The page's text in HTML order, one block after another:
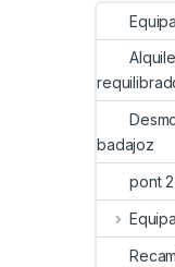
badajoz
pont